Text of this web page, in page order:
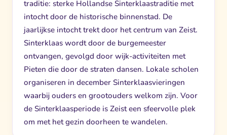
traditie: sterke Hollandse Sinterklaastraditie met
intocht door de historische binnenstad. De
jaarlijkse intocht trekt door het centrum van Zeist.
Sinterklaas wordt door de burgemeester
ontvangen, gevolgd door wijk-activiteiten met
Pieten die door de straten dansen. Lokale scholen
organiseren in december Sinterklaasvieringen
waarbij ouders en grootouders welkom zijn. Voor
de Sinterklaasperiode is Zeist een sfeervolle plek
om met het gezin doorheen te wandelen.